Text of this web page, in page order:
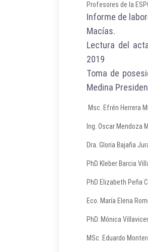
Profesores de la
Informe de
Macías.
Lectura del
2019
Toma de
Medina
Msc. Efrén
Ing. Oscar
Dra. Gloria
PhD Kleber
PhD
Eco. María
PhD. Mónica
MSc. Eduardo